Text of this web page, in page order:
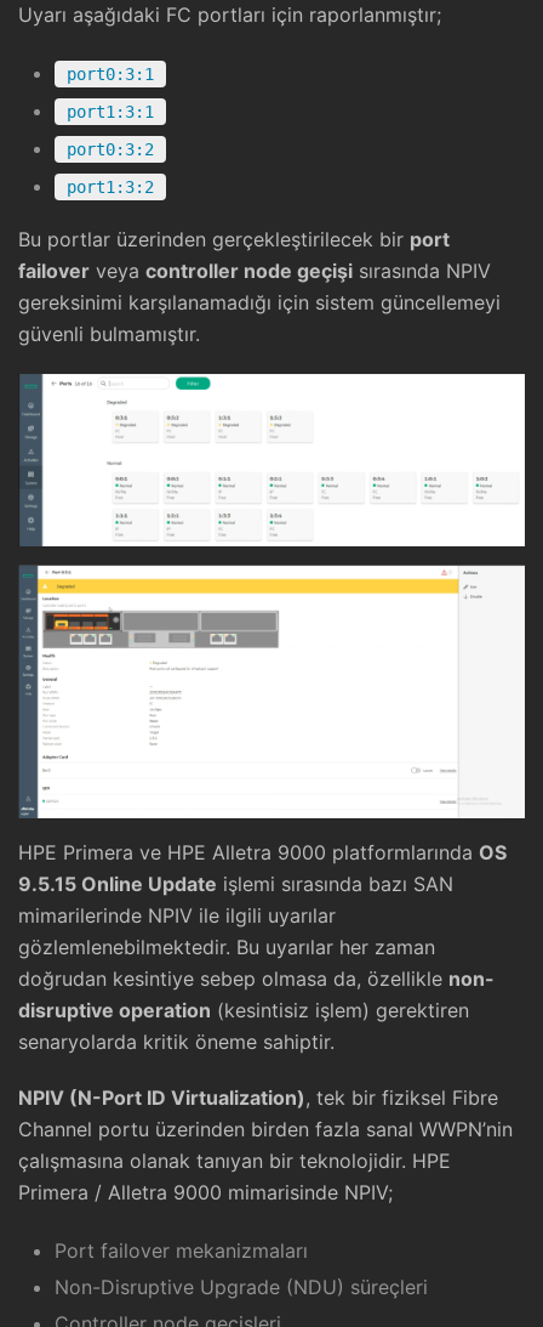
Uyarı aşağıdaki FC portları için raporlanmıştır;
port0:3:1
port1:3:1
port0:3:2
port1:3:2
Bu portlar üzerinden gerçekleştirilecek bir port
failover veya controller node geçişi sırasında NPIV
gereksinimi karşılanamadığı için sistem güncellemeyi
güvenli bulmamıştır.
HPE Primera ve HPE Alletra 9000 platformlarında OS
9.5.15 Online Update işlemi sırasında bazı SAN
mimarilerinde NPIV ile ilgili uyarılar
gözlemlenebilmektedir. Bu uyarılar her zaman
doğrudan kesintiye sebep olmasa da, özellikle non-
disruptive operation (kesintisiz işlem) gerektiren
senaryolarda kritik öneme sahiptir.
NPIV (N-Port ID Virtualization), tek bir fiziksel Fibre
Channel portu üzerinden birden fazla sanal WWPN’nin
çalışmasına olanak tanıyan bir teknolojidir. HPE
Primera / Alletra 9000 mimarisinde NPIV;
Port failover mekanizmaları
Non-Disruptive Upgrade (NDU) süreçleri